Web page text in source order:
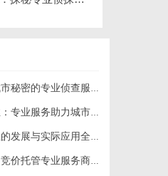
秘密的专业侦查服务
业服务助力城市安宁
展与实际应用全解析
管专业服务商俐麸科技